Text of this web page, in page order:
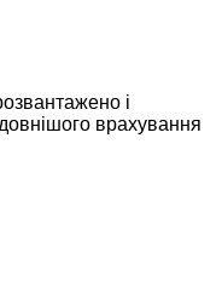
і
врахування